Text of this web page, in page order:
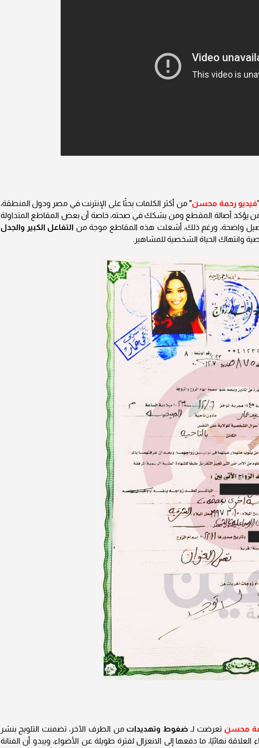
فيديو رحمة محسن" من أكثر الكلمات بحثًا على الإنترنت في مصر ودول المنطقة،
يؤكد أصالة المقطع ومن يشكك في صحته، خاصة أن بعض المقاطع المتداولة
واضحة، ورغم ذلك، أشعلت هذه المقاطع موجة من التفاعل الكبير والجدل
وانتهاك الحياة الشخصية للمشاهير.
محسن تعرضت لـ ضغوط وتهديدات من الطرف الآخر، تضمنت التلويح بنشر
نهائيًا، ما دفعها إلى الانعزال لفترة طويلة عن الأضواء، ويبدو أن الفنانة